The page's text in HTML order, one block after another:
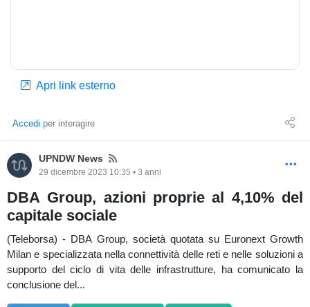
Apri link esterno
Accedi per interagire
UPNDW News News
29 dicembre 2023 10:35 • 3 anni
DBA Group, azioni proprie al 4,10% del
capitale sociale
(Teleborsa) - DBA Group, società quotata su Euronext Growth
Milan e specializzata nella connettività delle reti e nelle soluzioni a
supporto del ciclo di vita delle infrastrutture, ha comunicato la
conclusione del...